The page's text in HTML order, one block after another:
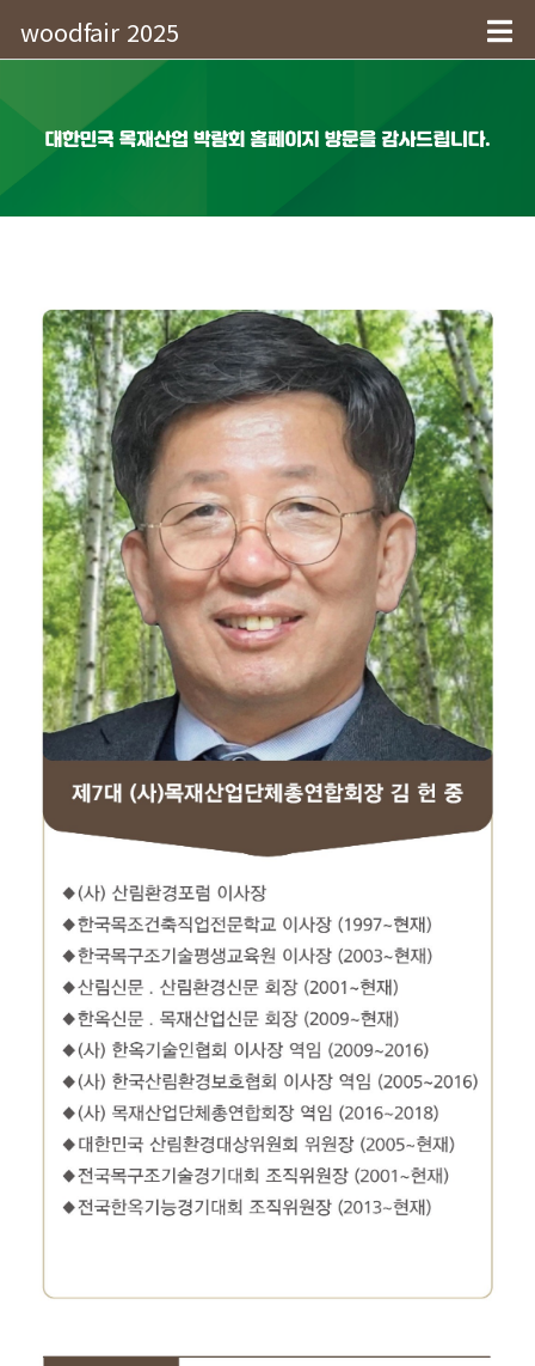
woodfair 2025